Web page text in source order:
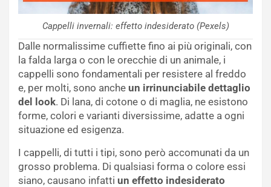
Cappelli invernali: effetto indesiderato (Pexels)
Dalle normalissime cuffiette fino ai più originali, con
la falda larga o con le orecchie di un animale, i
cappelli sono fondamentali per resistere al freddo
e, per molti, sono anche un irrinunciabile dettaglio
del look. Di lana, di cotone o di maglia, ne esistono
forme, colori e varianti diversissime, adatte a ogni
situazione ed esigenza.
I cappelli, di tutti i tipi, sono però accomunati da un
grosso problema. Di qualsiasi forma o colore essi
siano, causano infatti un effetto indesiderato